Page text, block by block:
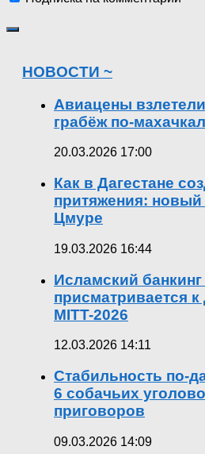
НОВОСТИ ~
Авиацены
грабёж по-
20.03.2026 17:00
Как в Дагестане
притяжения: новый
Цмуре
19.03.2026 16:44
Исламский
присматривается к
MITT-2026
12.03.2026 14:11
Стабильность по-
6 собачьих
приговоров
09.03.2026 14:09